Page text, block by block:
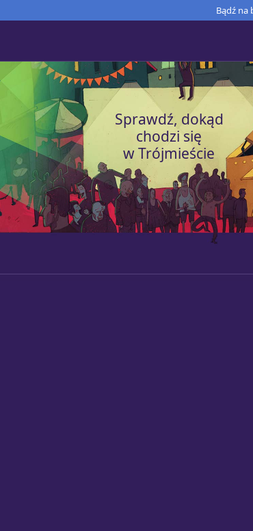
Bądź na
Sprawdź, dokąd
chodzi się
w Trójmieście